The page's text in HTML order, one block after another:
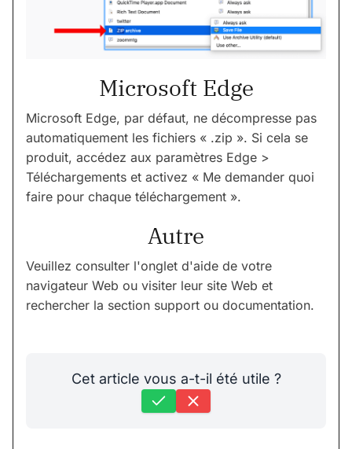
Microsoft Edge
Microsoft Edge, par défaut, ne décompresse pas
automatiquement les fichiers « .zip ». Si cela se
produit, accédez aux paramètres Edge >
Téléchargements et activez « Me demander quoi
faire pour chaque téléchargement ».
Autre
Veuillez consulter l'onglet d'aide de votre
navigateur Web ou visiter leur site Web et
rechercher la section support ou documentation.
Cet article vous a-t-il été utile ?